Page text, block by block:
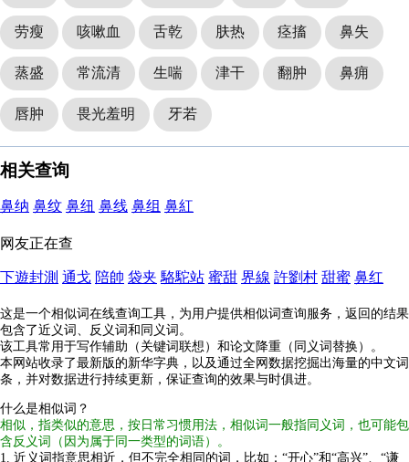
劳瘦 咳嗽血 舌乾 肤热 痉搐 鼻失
蒸盛 常流清 生喘 津干 翻肿 鼻痈
唇肿 畏光羞明 牙若
相关查询
鼻纳 鼻纹 鼻纽 鼻线 鼻组 鼻紅
网友正在查
下遊封測 通戈 陪帥 袋夹 駱駝站 蜜甜 界線 許劉村 甜蜜 鼻红
这是一个相似词在线查询工具，为用户提供相似词查询服务，返回的结果
包含了近义词、反义词和同义词。
该工具常用于写作辅助（关键词联想）和论文降重（同义词替换）。
本网站收录了最新版的新华字典，以及通过全网数据挖掘出海量的中文词
条，并对数据进行持续更新，保证查询的效果与时俱进。
什么是相似词？
相似，指类似的意思，按日常习惯用法，相似词一般指同义词，也可能包
含反义词（因为属于同一类型的词语）。
1. 近义词指意思相近，但不完全相同的词，比如：“开心”和“高兴”、“谦